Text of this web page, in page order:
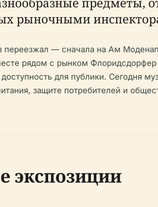
рыночными
переезжал — сначала на Ам
рядом с рынком Флоридсдорфер
для публики. Сегодня
защите потребителей и
экспозиции